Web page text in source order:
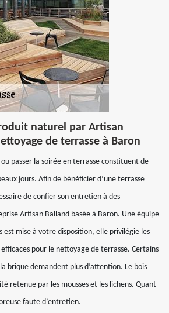
naturel par Artisan
de terrasse à Baron
passer la soirée en terrasse constituent de
jours. Afin de bénéficier d’une terrasse
de confier son entretien à des
Artisan Balland basée à Baron. Une équipe
est mise à votre disposition, elle privilégie les
pour le nettoyage de terrasse. Certains
brique demandent plus d’attention. Le bois
retenue par les mousses et les lichens. Quant
faute d’entretien.